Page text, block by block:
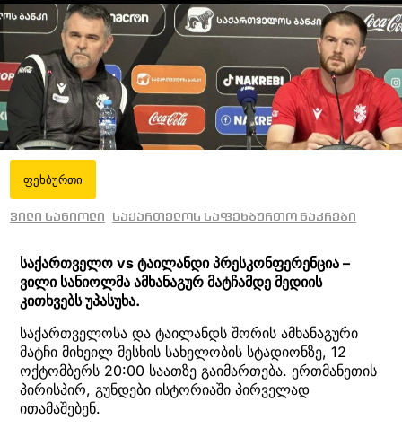
ფეხბურთი
ვილი სანიოლი საქართელოს საფეხბურთო ნაკრები
საქართველო vs ტაილანდი პრესკონფერენცია –
ვილი სანიოლმა ამხანაგურ მატჩამდე მედიის
კითხვებს უპასუხა.
საქართველოსა და ტაილანდს შორის ამხანაგური
მატჩი მიხეილ მესხის სახელობის სტადიონზე, 12
ოქტომბერს 20:00 საათზე გაიმართება. ერთმანეთის
პირისპირ, გუნდები ისტორიაში პირველად
ითამაშებენ.